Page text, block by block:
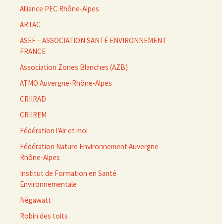
Alliance PEC Rhône-Alpes
ARTAC
ASEF – ASSOCIATION SANTÉ ENVIRONNEMENT
FRANCE
Association Zones Blanches (AZB)
ATMO Auvergne-Rhône-Alpes
CRIIRAD
CRIIREM
Fédération l'Air et moi
Fédération Nature Environnement Auvergne-
Rhône-Alpes
Institut de Formation en Santé
Environnementale
Négawatt
Robin des toits